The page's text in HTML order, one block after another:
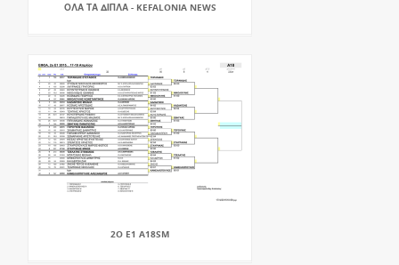
ΟΛΑ ΤΑ ΔΙΠΛΑ - KEFALONIA NEWS
2O E1 A18SM